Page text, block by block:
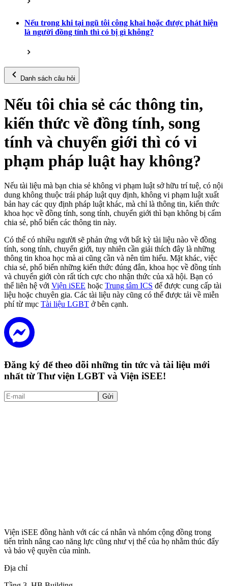
Nếu trong khi tại ngũ tôi công khai hoặc được phát hiện
là người đồng tính thì có bị gì không?
Danh sách câu hỏi
Nếu tôi chia sẻ các thông tin,
kiến thức về đồng tính, song
tính và chuyển giới thì có vi
phạm pháp luật hay không?
Nếu tài liệu mà bạn chia sẻ không vi phạm luật sở hữu trí tuệ, có nội
dung không thuộc trái pháp luật quy định, không vi phạm luật xuất
bản hay các quy định pháp luật khác, mà chỉ là thông tin, kiến thức
khoa học về đồng tính, song tính, chuyển giới thì bạn không bị cấm
chia sẻ, phổ biến các thông tin này.
Có thể có nhiều người sẽ phản ứng với bất kỳ tài liệu nào về đồng
tính, song tính, chuyển giới, tuy nhiên cần giải thích đây là những
thông tin khoa học mà ai cũng cần và nên tìm hiểu. Mặt khác, việc
chia sẻ, phổ biến những kiến thức đúng đắn, khoa học về đồng tính
và chuyển giới còn rất tích cực cho nhận thức của xã hội. Bạn có
thể liên hệ với Viện iSEE hoặc Trung tâm ICS để được cung cấp tài
liệu hoặc chuyên gia. Các tài liệu này cũng có thể được tải về miễn
phí từ mục Tài liệu LGBT ở bên cạnh.
Đăng ký để theo dõi những tin tức và tài liệu mới
nhất từ Thư viện LGBT và Viện iSEE!
Gửi
Viện iSEE đồng hành với các cá nhân và nhóm cộng đồng trong
tiến trình nâng cao năng lực cũng như vị thế của họ nhằm thúc đẩy
và bảo vệ quyền của mình.
Địa chỉ